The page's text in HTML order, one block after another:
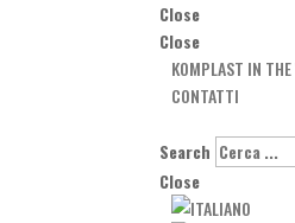
Close
Close
KOMPLAST IN THE
CONTATTI
Search
Close